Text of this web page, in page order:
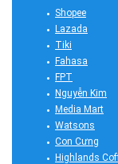
Shopee
Lazada
Tiki
Fahasa
FPT
Nguyễn Kim
Media Mart
Watsons
Con Cưng
Highlands